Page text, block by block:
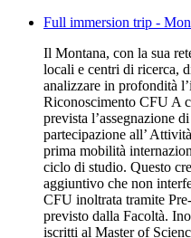
Full immersion trip -
Il Montana, con la sua
locali e centri di ricerca,
analizzare in profondità
Riconoscimento CFU A
prevista l’assegnazione
partecipazione all’
prima mobilità
ciclo di studio. Questo
aggiuntivo che non
CFU inoltrata tramite
previsto dalla Facoltà.
iscritti al Master of